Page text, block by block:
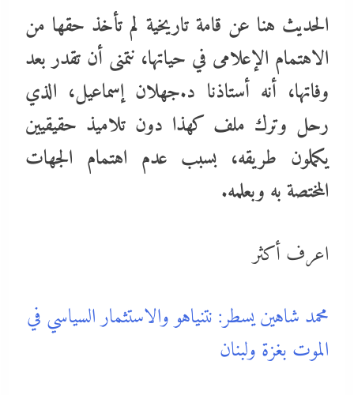
الحديث هنا عن قامة تاريخية لم تأخذ حقها من
الاهتمام الإعلامى في حياتها، نتمنى أن تقدر بعد
وفاتها، أنه أستاذنا د.جهلان إسماعيل، الذي
رحل وترك ملف كهذا دون تلاميذ حقيقيين
يكملون طريقه، بسبب عدم اهتمام الجهات
المختصة به وبعلمه.
اعرف أكثر
محمد شاهين يسطر: نتنياهو والاستثمار السياسي في
الموت بغزة ولبنان